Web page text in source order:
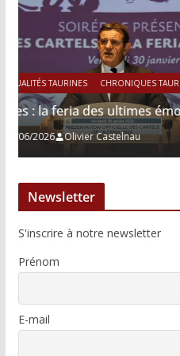
ACTUALITÉS TAURINES
Víctor
13/06/2026
Newsletter
S'inscrire à notre newsletter
Prénom
E-mail